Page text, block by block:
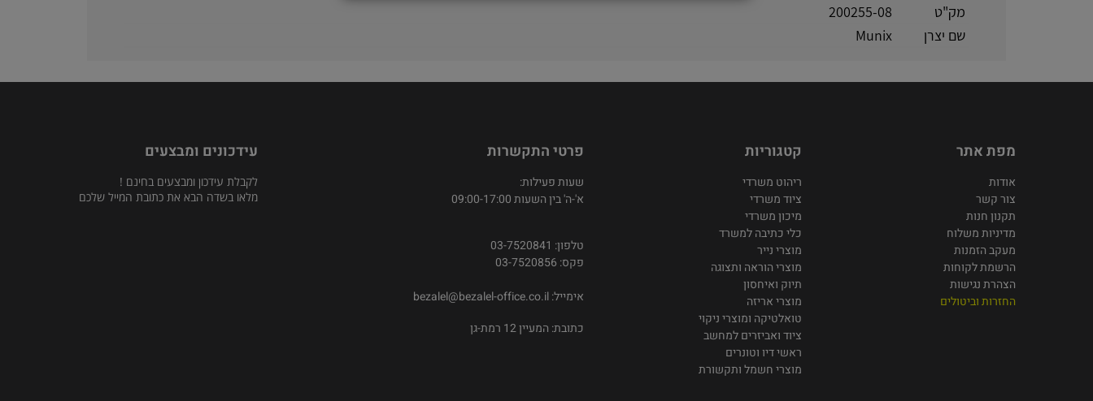
מק"ט
200255-08
שם יצרן
Munix
מפת אתר
אודות
צור קשר
תקנון חנות
מדיניות משלוח
מעקב הזמנות
הרשמת לקוחות
הצהרת נגישות
החזרות וביטולים
קטגוריות
ריהוט משרדי
ציוד משרדי
מיכון משרדי
כלי כתיבה למשרד
מוצרי נייר
מוצרי הוראה ותצוגה
תיוק ואיחסון
מוצרי אריזה
טואלטיקה ומוצרי ניקוי
ציוד ואביזרים למחשב
ראשי דיו וטונרים
מוצרי חשמל ותקשורת
פרטי התקשרות
שעות פעילות:
א'-ה' בין השעות 09:00-17:00
טלפון: 03-7520841
פקס: 03-7520856
אימייל:bezalel@bezalel-office.co.il
כתובת: המעיין 12 רמת-גן
עידכונים ומבצעים
לקבלת עידכון ומבצעים בחינם !
מלאו בשדה הבא את כתובת המייל שלכם